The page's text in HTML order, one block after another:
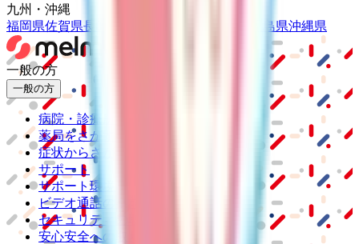
九州・沖縄
福岡県佐賀県長崎県 鹿児島県沖縄県
一般の方
一般の方
病院・診療所をさがす
薬局をさがす
症状からさがす
サポート
サポート環境
ビデオ通話の事前テスト
セキュリティの取り組み
安心安全への取り組み